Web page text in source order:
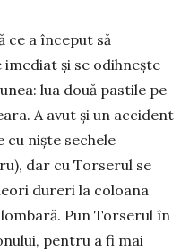
ce a început să
şi se odihneşte
lua două pastile pe
A avut şi un accident
cu nişte sechele
dar cu Torserul se
dureri la coloana
Pun Torserul în
pentru a fi mai